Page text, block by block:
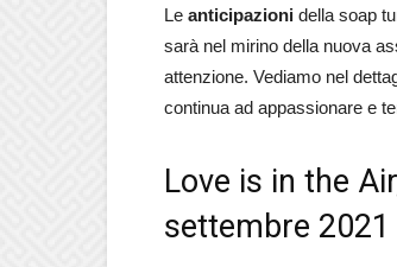
Le anticipazioni della soap
sarà nel mirino della nuova
attenzione. Vediamo nel
continua ad appassionare e
Love is in the
settembre 2021